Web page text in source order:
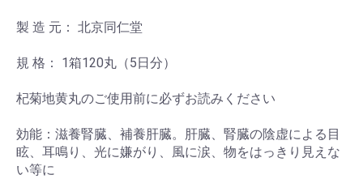
製 造 元： 北京同仁堂
規 格： 1箱120丸（5日分）
杞菊地黄丸のご使用前に必ずお読みください
効能：滋養腎臓、補養肝臓。肝臓、腎臓の陰虚による目
眩、耳鳴り、光に嫌がり、風に涙、物をはっきり見えな
い等に